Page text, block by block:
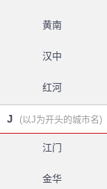
黄南
汉中
红河
J (以J为开头的城市名)
江门
金华